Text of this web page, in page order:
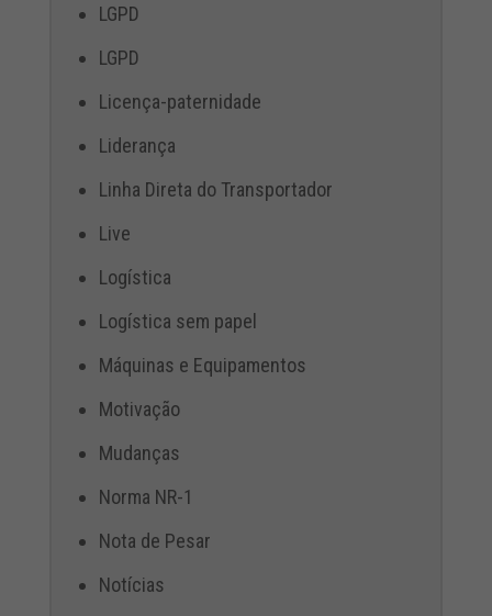
LGPD
LGPD
Licença-paternidade
Liderança
Linha Direta do Transportador
Live
Logística
Logística sem papel
Máquinas e Equipamentos
Motivação
Mudanças
Norma NR-1
Nota de Pesar
Notícias